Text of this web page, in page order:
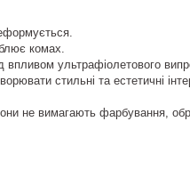
комах.
впливом ультрафіолетового
стильні та естетичні
не вимагають фарбування,